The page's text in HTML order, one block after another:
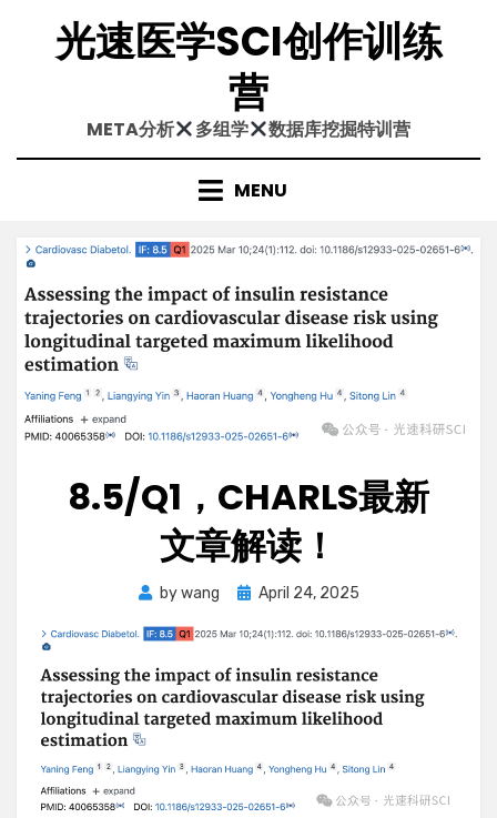
content光速医学SCI创作训练
营
META分析 多组学 数据库挖掘特训营
MENU
8.5/Q1，CHARLS最新
文章解读！
bywang
Posted
April 24, 2025